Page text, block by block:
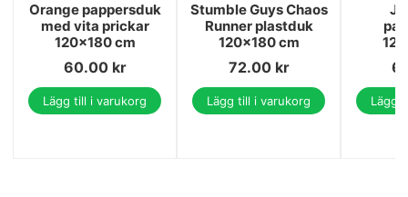
Orange pappersduk
med vita prickar
120x180 cm
60.00 kr
Lägg till i varukorg
Stumble Guys Chaos
Runner plastduk
120x180 cm
72.00 kr
Lägg till i varukorg Lägg